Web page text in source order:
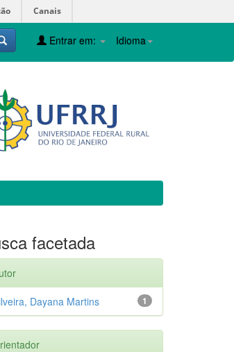
Canais
Idioma
Entrar em:
facetada
1
Dayana Martins